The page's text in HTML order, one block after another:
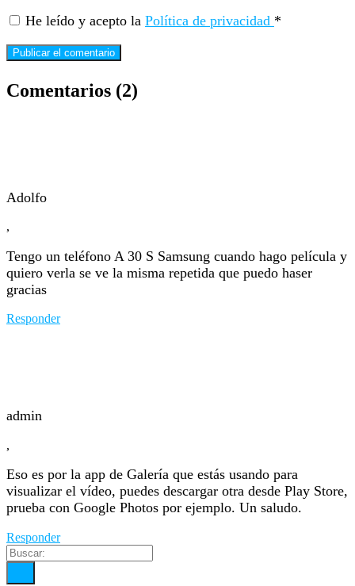
He leído y acepto la Política de privacidad *
Comentarios (2)
Adolfo
,
Tengo un teléfono A 30 S Samsung cuando hago película y
quiero verla se ve la misma repetida que puedo haser
gracias
Responder
admin
,
Eso es por la app de Galería que estás usando para
visualizar el vídeo, puedes descargar otra desde Play Store,
prueba con Google Photos por ejemplo. Un saludo.
Responder